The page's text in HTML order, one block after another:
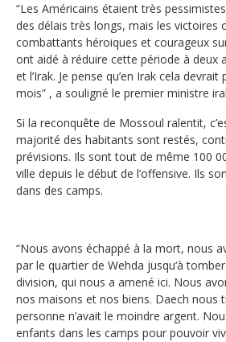
“Les Américains étaient très
des délais très longs, mais les victoires
combattants héroiques et courageux
ont aidé à réduire cette période à deux
et l’Irak. Je pense qu’en Irak cela
mois” , a souligné le premier ministre
Si la reconquête de Mossoul ralentit,
majorité des habitants sont restés,
prévisions. Ils sont tout de même 100
ville depuis le début de l’offensive. Ils
dans des camps.
“Nous avons échappé à la mort, nous
par le quartier de Wehda jusqu‘à
division, qui nous a amené ici. Nous
nos maisons et nos biens. Daech nous
personne n’avait le moindre argent.
enfants dans les camps pour pouvoir